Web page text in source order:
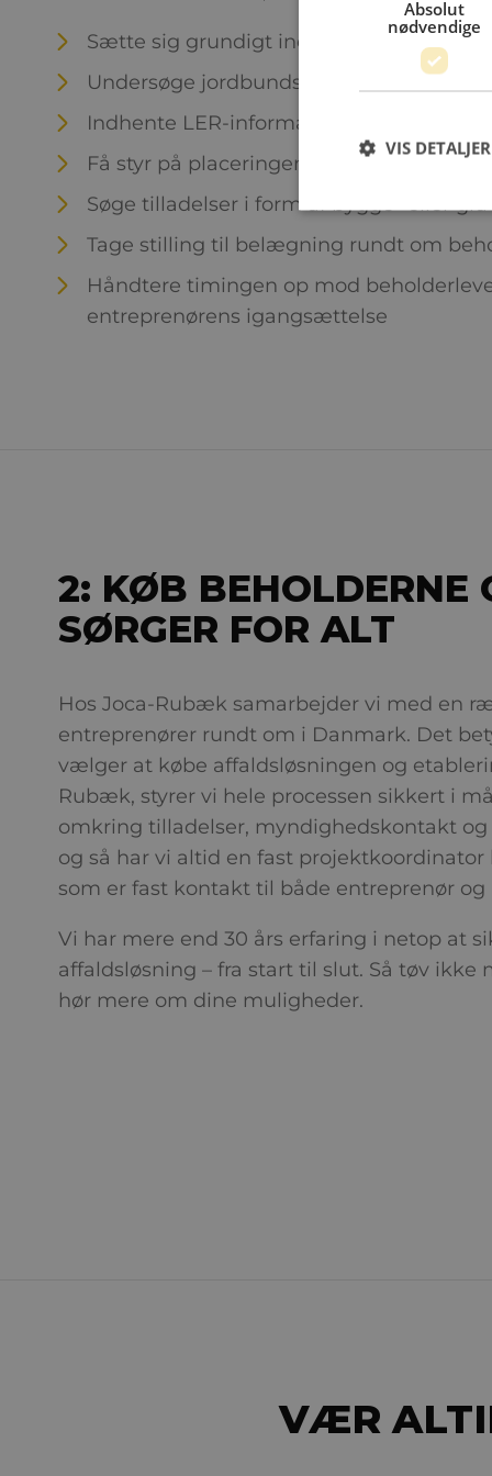
Sætte sig grundigt ind i kommunens
Undersøge jordbundsforhold, fx
Indhente LER-informationer
Få styr på placeringen
Søge tilladelser i form af bygge- eller
Tage stilling til belægning rundt om
Håndtere timingen op mod
entreprenørens igangsættelse
2: KØB BEHOLDERNE
SØRGER FOR ALT
Hos Joca-Rubæk samarbejder vi med en
entreprenører rundt om i Danmark. Det
vælger at købe affaldsløsningen og
Rubæk, styrer vi hele processen sikkert i
omkring tilladelser, myndighedskontakt
og så har vi altid en fast projektkoordinator
som er fast kontakt til både entreprenør og
Vi har mere end 30 års erfaring i netop at
affaldsløsning – fra start til slut. Så tøv ikke
hør mere om dine muligheder.
VÆR
Absolut
nødvendige
VIS DETALJER